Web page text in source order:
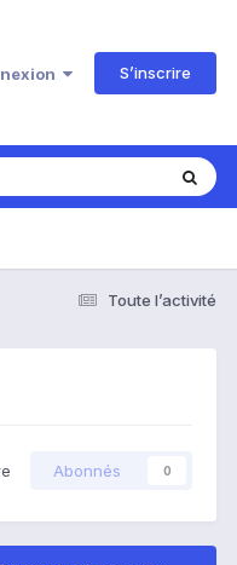
S’inscrire
Toute l’activité
Abonnés 0